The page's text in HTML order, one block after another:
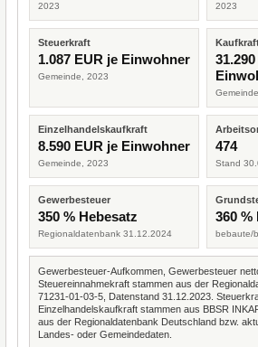
2023 2023
Steuerkraft
1.087 EUR je Einwohner
Gemeinde, 2023
Einzelhandelskaufkraft
8.590 EUR je Einwohner
Gemeinde, 2023
474
Stand
Gewerbesteuer
350 % Hebesatz
Regionaldatenbank 31.12.2024
360 %
bebaute/
Gewerbesteuer-Aufkommen, Gewerbesteuer
Steuereinnahmekraft stammen aus der
71231-01-03-5, Datenstand 31.12.2023.
Einzelhandelskaufkraft stammen aus BBSR
aus der Regionaldatenbank Deutschland bzw.
Landes- oder Gemeindedaten.